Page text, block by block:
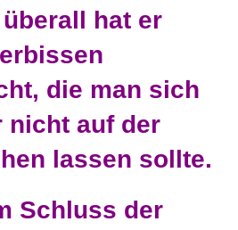
hat er
die man sich
nicht auf der
lassen sollte.
Schluss der